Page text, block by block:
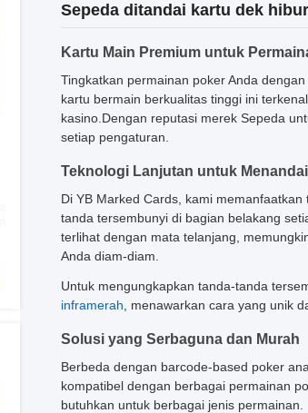
Sepeda ditandai kartu dek
Kartu Main Premium untuk
Tingkatkan permainan poker Anda dengan
kartu bermain berkualitas tinggi ini
kasino.Dengan reputasi merek Sepeda
setiap pengaturan.
Teknologi Lanjutan untuk
Di YB Marked Cards, kami
tanda tersembunyi di bagian belakang
terlihat dengan mata telanjang,
Anda diam-diam.
Untuk mengungkapkan tanda-tanda
inframerah , menawarkan cara yang unik
Solusi yang Serbaguna dan Murah
Berbeda dengan barcode-based poker
kompatibel dengan berbagai permainan
butuhkan untuk berbagai jenis permainan.